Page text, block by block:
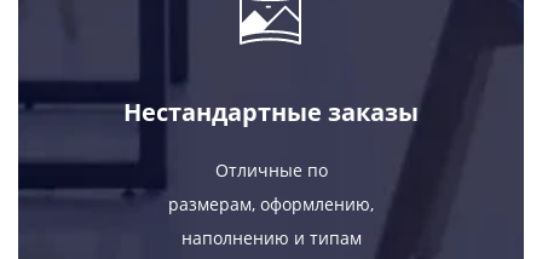
Нестандартные заказы
Отличные по
размерам, оформлению,
наполнению и типам